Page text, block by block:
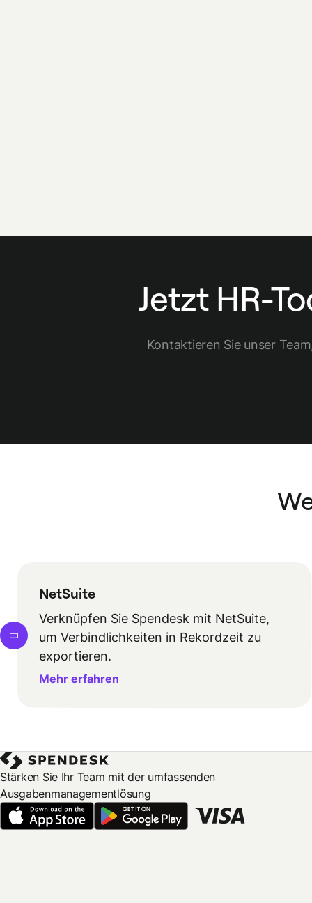
Jetzt HR-
Kontaktieren Sie unser
NetSuite
Verknüpfen Sie Spendesk mit NetSuite,
um Verbindlichkeiten in Rekordzeit zu
exportieren.
Mehr erfahren
Stärken Sie Ihr Team mit der umfassenden
Ausgabenmanagementlösung